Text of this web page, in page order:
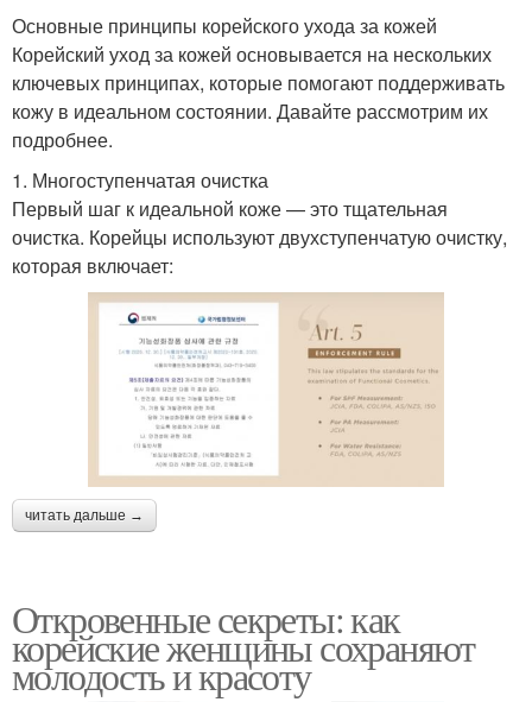
Основные принципы корейского ухода за кожей
Корейский уход за кожей основывается на нескольких
ключевых принципах, которые помогают поддерживать
кожу в идеальном состоянии. Давайте рассмотрим их
подробнее.
1. Многоступенчатая очистка
Первый шаг к идеальной коже — это тщательная
очистка. Корейцы используют двухступенчатую очистку,
которая включает:
читать дальше →
Откровенные секреты: как
корейские женщины сохраняют
молодость и красоту